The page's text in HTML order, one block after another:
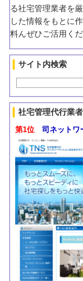
る社宅管理業者を
した情報をもとに
料んぜひご活用くだ
サイト内検索
社宅管理代行業
第1位 司ネットワ